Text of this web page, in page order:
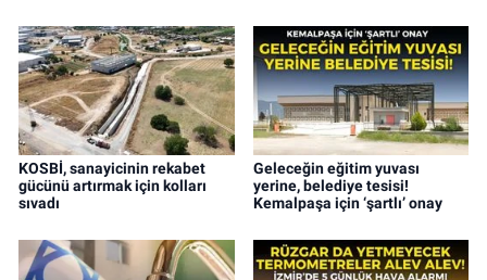
KOSBİ, sanayicinin rekabet
gücünü artırmak için kolları
sıvadı
Geleceğin eğitim yuvası
yerine, belediye tesisi!
Kemalpaşa için ‘şartlı’ onay